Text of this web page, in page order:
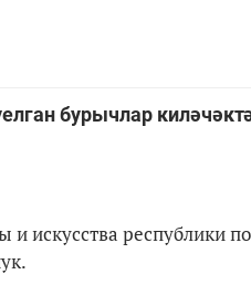
бурычлар киләчәктә
искусства республики